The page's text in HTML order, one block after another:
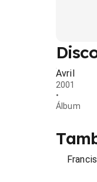
Avril
2001
•
Álbum